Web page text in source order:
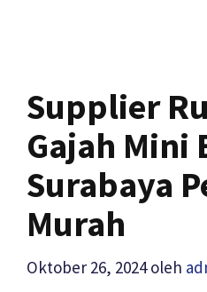
Supplier
Gajah Mini
Surabaya
Murah
Oktober 26, 2024 oleh